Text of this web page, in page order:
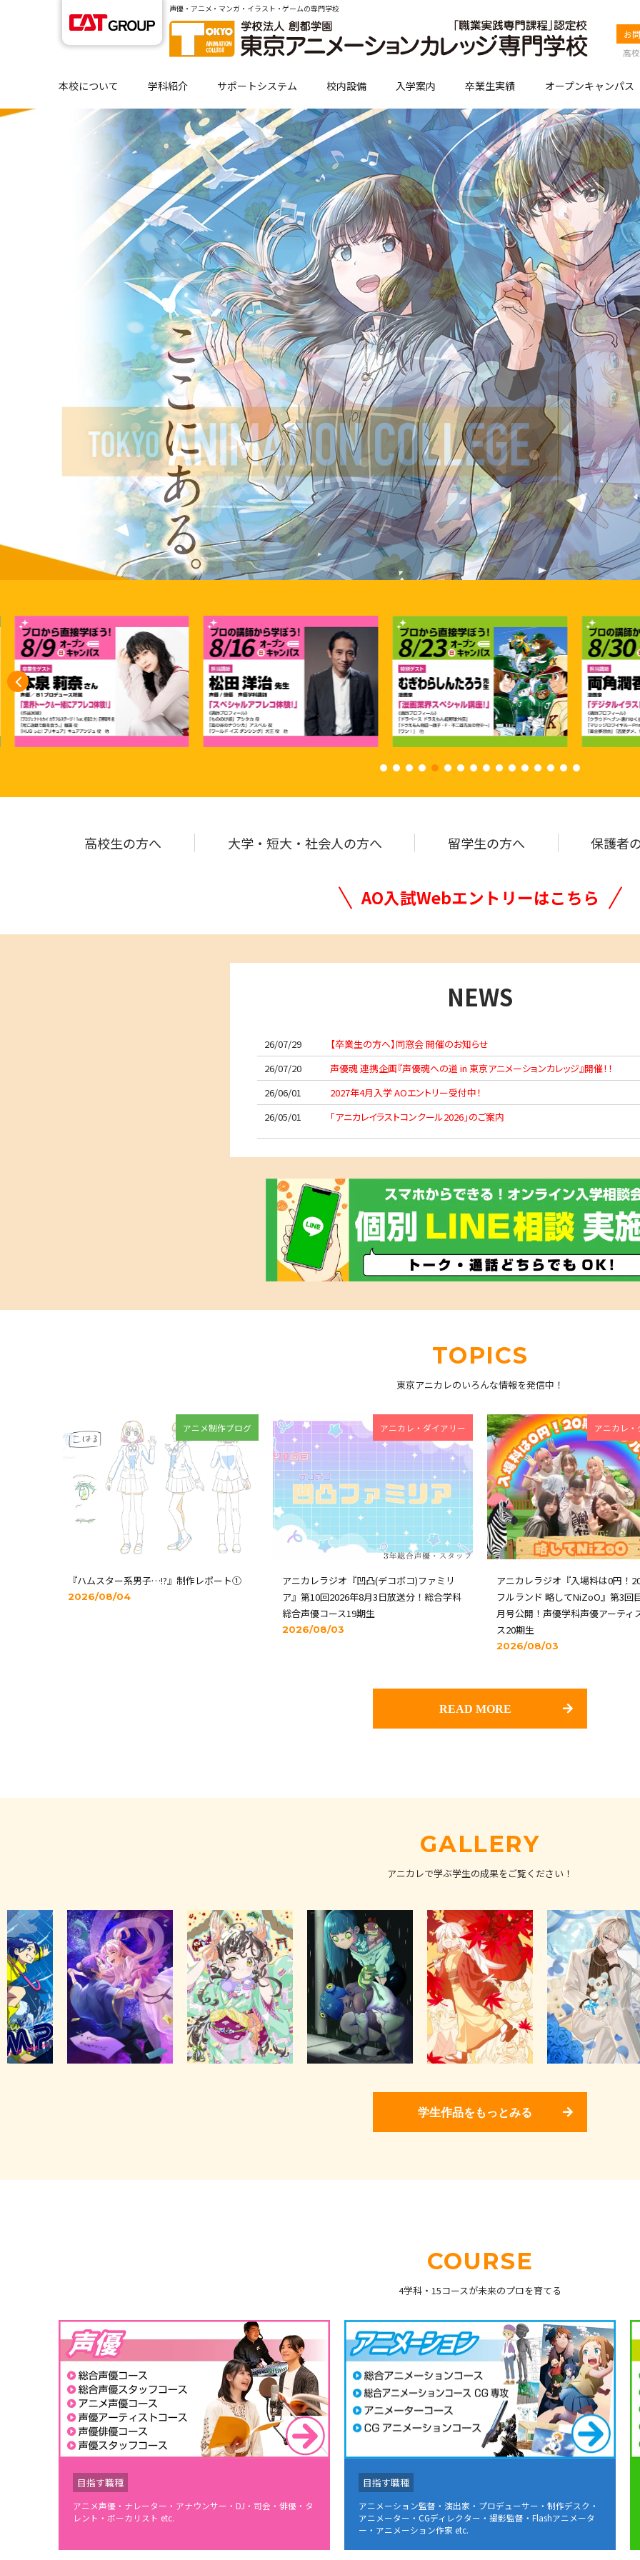
声優・アニメ・マンガ・イラスト・ゲームの専門学校
お
高
本校について 学科紹介 サポートシステム 校内設備 入学案内 卒業生実績 オープンキャンパス
高校生の方へ 大学・短大・社会人の方へ 留学生の方へ 保護者
AO入試Webエントリーはこちら
NEWS
26/07/29
【卒業生の方へ】同窓会 開催のお知らせ
26/07/20
声優魂 連携企画『声優魂への道 in 東京アニメーションカレッジ』開催！！
26/06/01
2027年4月入学 AOエントリー受付中！
26/05/01
「アニカレイラストコンクール2026」のご案内
TOPICS
東京アニカレのいろんな情報を発信中！
アニメ制作ブログ
『ハムスター系男子…!?』制作レポート①
2026/08/04
アニカレ・ダイアリー
アニカレラジオ『凹凸(デコボコ)ファミリ
ア』第10回2026年8月3日放送分！総合学科
総合声優コース19期生
2026/08/03
アニカレ
アニカレラジオ『入場料は0円！
フルランド 略してNiZoO』第3回
月号公開！声優学科声優アーティ
ス20期生
2026/08/03
READ MORE
GALLERY
アニカレで学ぶ学生の成果をご覧ください！
学生作品をもっとみる
COURSE
4学科・15コースが未来のプロを育てる
目指す職種
アニメ声優・ナレーター・アナウンサー・DJ・司会・俳優・タ
レント・ボーカリスト etc.
目指す職種
アニメーション監督・演出家・プロデューサー・制作デスク・
アニメーター・CGディレクター・撮影監督・Flashアニメータ
ー・アニメーション作家 etc.